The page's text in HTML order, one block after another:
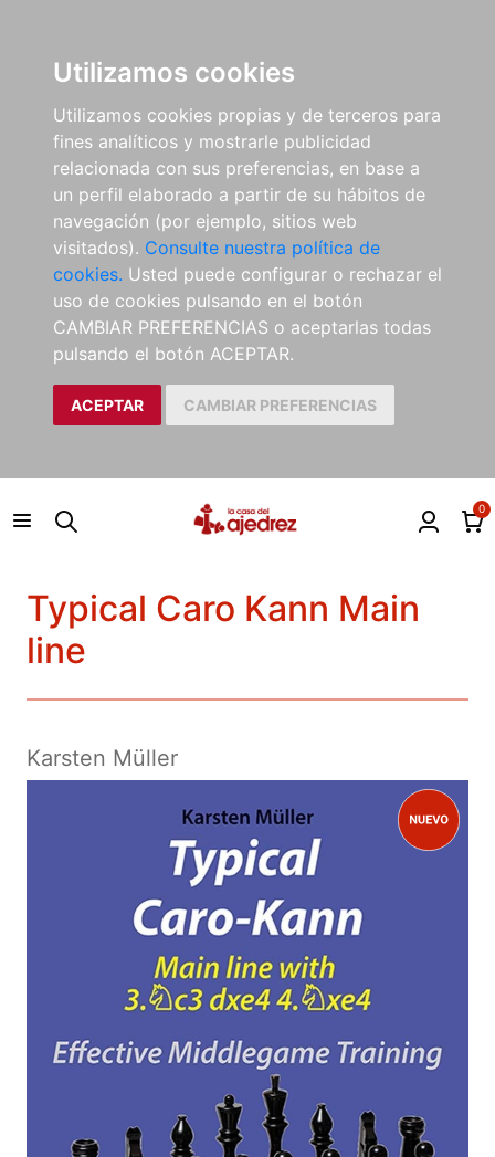
Utilizamos cookies
Utilizamos cookies propias y de terceros para
fines analíticos y mostrarle publicidad
relacionada con sus preferencias, en base a
un perfil elaborado a partir de su hábitos de
navegación (por ejemplo, sitios web
visitados). Consulte nuestra política de
cookies. Usted puede configurar o rechazar el
uso de cookies pulsando en el botón
CAMBIAR PREFERENCIAS o aceptarlas todas
pulsando el botón ACEPTAR.
ACEPTAR CAMBIAR PREFERENCIAS
0
Typical Caro Kann Main
line
Karsten Müller